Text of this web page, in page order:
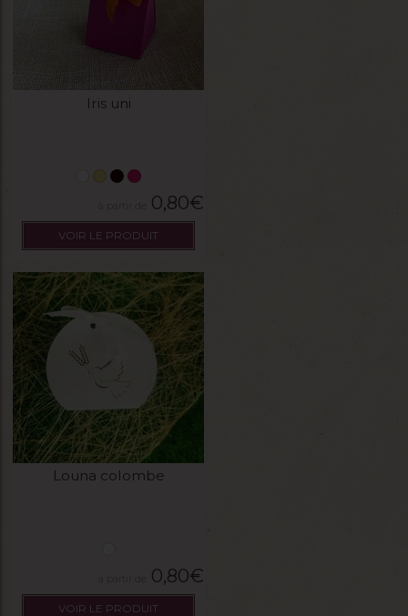
Iris uni
0,80€
VOIR LE PRODUIT
Louna colombe
0,80€
VOIR LE PRODUIT